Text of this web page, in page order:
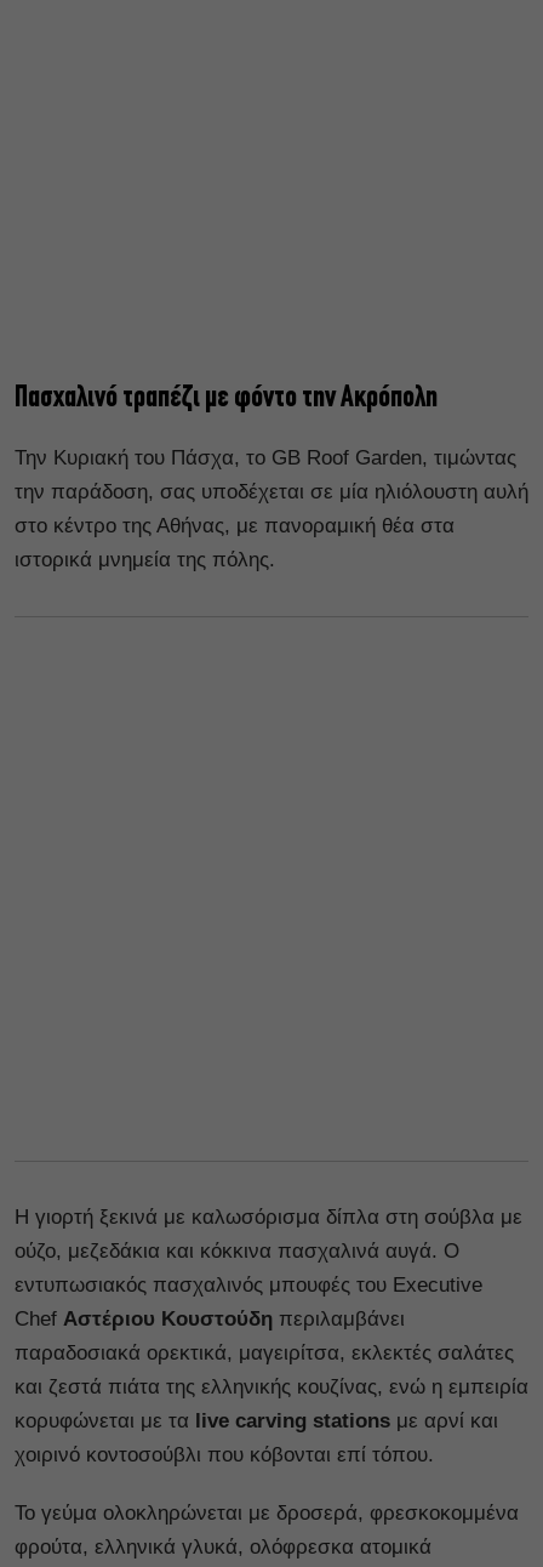
Πασχαλινό τραπέζι με φόντο την Ακρόπολη
Την Κυριακή του Πάσχα, το GB Roof Garden, τιμώντας
την παράδοση, σας υποδέχεται σε μία ηλιόλουστη αυλή
στο κέντρο της Αθήνας, με πανοραμική θέα στα
ιστορικά μνημεία της πόλης.
Η γιορτή ξεκινά με καλωσόρισμα δίπλα στη σούβλα με
ούζο, μεζεδάκια και κόκκινα πασχαλινά αυγά. Ο
εντυπωσιακός πασχαλινός μπουφές του Executive
Chef Αστέριου Κουστούδη περιλαμβάνει
παραδοσιακά ορεκτικά, μαγειρίτσα, εκλεκτές σαλάτες
και ζεστά πιάτα της ελληνικής κουζίνας, ενώ η εμπειρία
κορυφώνεται με τα live carving stations με αρνί και
χοιρινό κοντοσούβλι που κόβονται επί τόπου.
Το γεύμα ολοκληρώνεται με δροσερά, φρεσκοκομμένα
φρούτα, ελληνικά γλυκά, ολόφρεσκα ατομικά